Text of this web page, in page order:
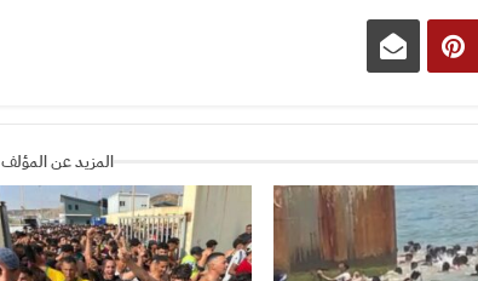
المزيد عن المؤلف